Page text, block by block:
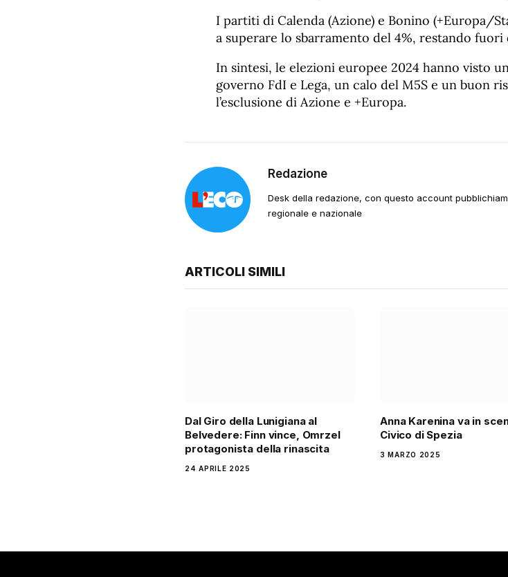
I partiti di Calenda (Azione) e Bonino (+Europa/
a superare lo sbarramento del 4%, restando fuori
In sintesi, le elezioni europee 2024 hanno visto
governo FdI e Lega, un calo del M5S e un buon
l’esclusione di Azione e +Europa.
Redazione
Desk della redazione, con questo account
regionale e nazionale
ARTICOLI SIMILI
Dal Giro della Lunigiana al
Belvedere: Finn vince, Omrzel
protagonista della rinascita
24 APRILE 2025
Anna Karenina va in
Civico di Spezia
3 MARZO 2025